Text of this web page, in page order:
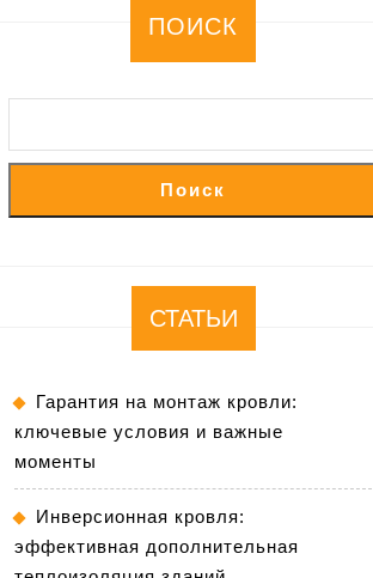
ПОИСК
Поиск
СТАТЬИ
Гарантия на монтаж кровли:
ключевые условия и важные
моменты
Инверсионная кровля:
эффективная дополнительная